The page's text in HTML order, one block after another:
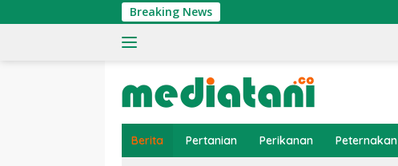
ke
Breaking News
Berita Pertanian Perikanan Peternakan